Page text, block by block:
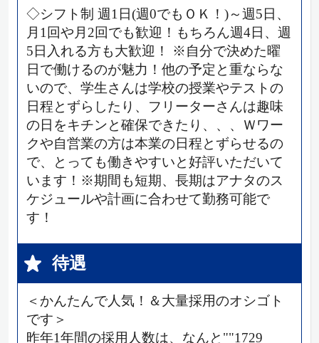
◇シフト制 週1日(週0でもＯＫ！)～週5日、
月1回や月2回でも歓迎！もちろん週4日、週
5日入れる方も大歓迎！ ※自分で決めた曜
日で働けるのが魅力！他の予定と重ならな
いので、学生さんは学校の授業やテストの
日程とずらしたり、フリーターさんは趣味
の日をキチンと確保できたり、、、Ｗワー
クや自営業の方は本業の日程とずらせるの
で、とっても働きやすいと好評いただいて
います！※期間も短期、長期はアナタのス
ケジュールや計画に合わせて勤務可能で
す！
待遇
＜かんたんで人気！＆大量採用のオシゴト
です＞
昨年1年間の採用人数は、なんと""1729